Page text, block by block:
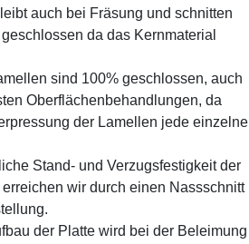
auch bei Fräsung und schnitten
da das Kernmaterial
sind 100% geschlossen, auch
Oberflächenbehandlungen, da
der Lamellen jede einzelne
Stand- und Verzugsfestigkeit der
wir durch einen Nassschnitt
der Platte wird bei der Beleimung